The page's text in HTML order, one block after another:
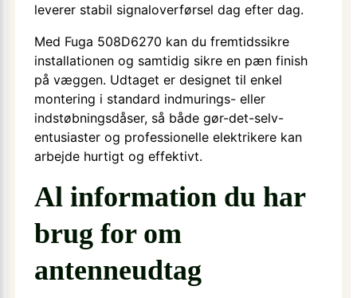
leverer stabil signaloverførsel dag efter dag.
Med Fuga 508D6270 kan du fremtidssikre
installationen og samtidig sikre en pæn finish
på væggen. Udtaget er designet til enkel
montering i standard indmurings- eller
indstøbningsdåser, så både gør-det-selv-
entusiaster og professionelle elektrikere kan
arbejde hurtigt og effektivt.
Al information du har
brug for om
antenneudtag